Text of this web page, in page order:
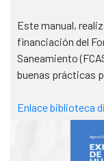
Este manual,
financiación del
Saneamiento
buenas prácticas
Enlace biblioteca